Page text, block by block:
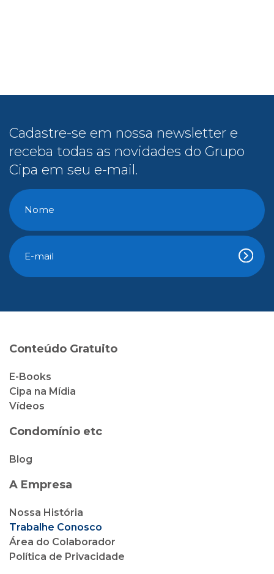
Cadastre-se em nossa newsletter e
receba todas as novidades do Grupo
Cipa em seu e-mail.
Conteúdo Gratuito
E-Books
Cipa na Mídia
Vídeos
Condomínio etc
Blog
A Empresa
Nossa História
Trabalhe Conosco
Área do Colaborador
Política de Privacidade